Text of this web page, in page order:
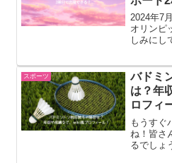
2024年7
オリンピ
しみにし
という選
か？
スポーツ
バドミ
は？年
ロフィ
もうすぐ
ね！皆さ
るでしょ